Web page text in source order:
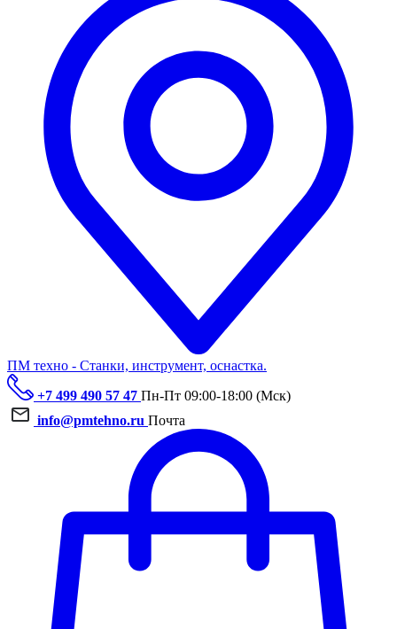
ПМ техно - Станки, инструмент, оснастка.
+7 499 490 57 47 Пн-Пт 09:00-18:00 (Мск)
info@pmtehno.ru Почта